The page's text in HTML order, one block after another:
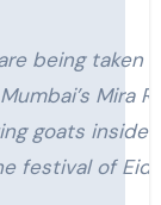
being taken
Mira
goats inside
festival of Eid